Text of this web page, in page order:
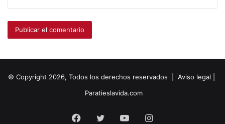
© Copyright 2026, Todos los derechos reservados | Aviso legal
Paratieslavida.com
Facebook
Twitter YouTubeInstagram